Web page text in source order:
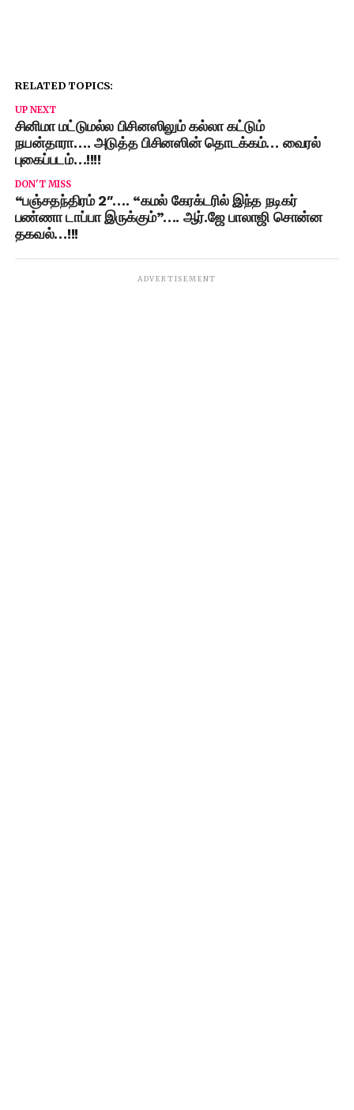
RELATED TOPICS:
UP NEXT
சினிமா மட்டுமல்ல பிசினஸிலும் கல்லா கட்டும்
நயன்தாரா…. அடுத்த பிசினஸின் தொடக்கம்… வைரல்
புகைப்படம்…!!!!
DON'T MISS
“பஞ்சதந்திரம் 2″…. “கமல் கேரக்டரில் இந்த நடிகர்
பண்ணா டாப்பா இருக்கும்”…. ஆர்.ஜே பாலாஜி சொன்ன
தகவல்…!!!
ADVERTISEMENT